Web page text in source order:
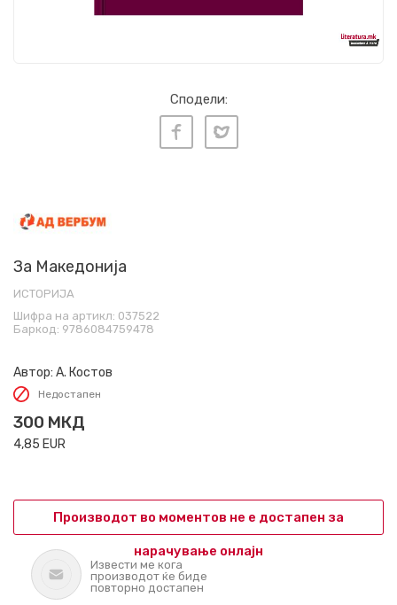
Сподели:
За Македонија
ИСТОРИЈА
Шифра на артикл: 037522
Баркод: 9786084759478
Автор: А. Костов
Недостапен
300 МКД
4,85 EUR
Производот во моментов не е достапен за
нарачување онлајн
Извести ме кога
производот ќе биде
повторно достапен